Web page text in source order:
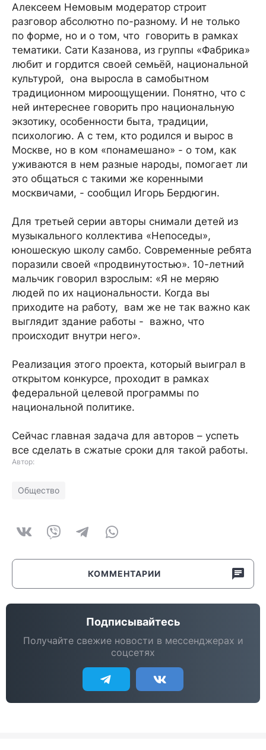
Алексеем Немовым модератор строит
разговор абсолютно по-разному. И не только
по форме, но и о том, что говорить в рамках
тематики. Сати Казанова, из группы «Фабрика»
любит и гордится своей семьёй, национальной
культурой, она выросла в самобытном
традиционном мироощущении. Понятно, что с
ней интереснее говорить про национальную
экзотику, особенности быта, традиции,
психологию. А с тем, кто родился и вырос в
Москве, но в ком «понамешано» - о том, как
уживаются в нем разные народы, помогает ли
это общаться с такими же коренными
москвичами, - сообщил Игорь Бердюгин.
Для третьей серии авторы снимали детей из
музыкального коллектива «Непоседы»,
юношескую школу самбо. Современные ребята
поразили своей «продвинутостью». 10-летний
мальчик говорил взрослым: «Я не меряю
людей по их национальности. Когда вы
приходите на работу, вам же не так важно как
выглядит здание работы - важно, что
происходит внутри него».
Реализация этого проекта, который выиграл в
открытом конкурсе, проходит в рамках
федеральной целевой программы по
национальной политике.
Сейчас главная задача для авторов – успеть
все сделать в сжатые сроки для такой работы.
Автор:
Общество
КОММЕНТАРИИ
Подписывайтесь
Получайте свежие новости в мессенджерах и
соцсетях